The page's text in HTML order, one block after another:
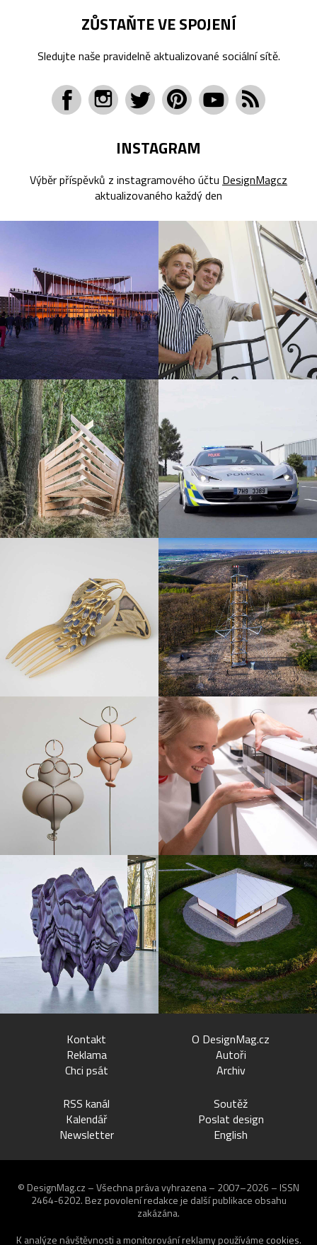
ZŮSTAŇTE VE SPOJENÍ
Sledujte naše pravidelně aktualizované sociální sítě.
INSTAGRAM
Výběr příspěvků z instagramového účtu DesignMagcz
aktualizovaného každý den
Kontakt
Reklama
Chci psát
O DesignMag.cz
Autoři
Archiv
RSS kanál
Kalendář
Newsletter
Soutěž
Poslat design
English
© DesignMag.cz – Všechna práva vyhrazena – 2007–2026 – ISSN
2464-6202. Bez povolení redakce je další publikace obsahu
zakázána.
K analýze návštěvnosti a monitorování reklamy používáme cookies.